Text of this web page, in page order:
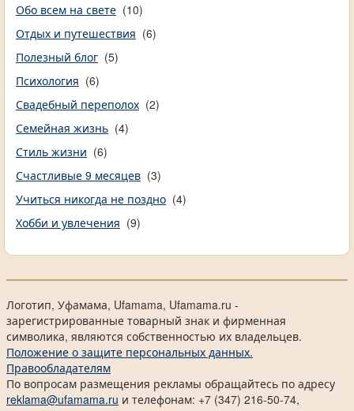
Обо всем на свете (10)
Отдых и путешествия (6)
Полезный блог (5)
Психология (6)
Свадебный переполох (2)
Семейная жизнь (4)
Стиль жизни (6)
Счастливые 9 месяцев (3)
Учиться никогда не поздно (4)
Хобби и увлечения (9)
Логотип, Уфамама, Ufamama, Ufamama.ru -
зарегистрированные товарный знак и фирменная
символика, являются собственностью их владельцев.
Положение о защите персональных данных.
Правообладателям
По вопросам размещения рекламы обращайтесь по адресу
reklama@ufamama.ru и телефонам: +7 (347) 216-50-74,